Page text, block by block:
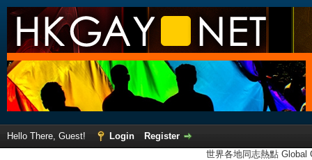
Hello There, Guest! Login
Register
世界各地同志熱點